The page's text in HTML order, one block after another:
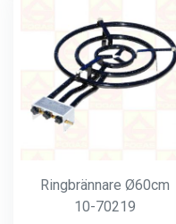
Ringbrännare Ø60cm
10-70219